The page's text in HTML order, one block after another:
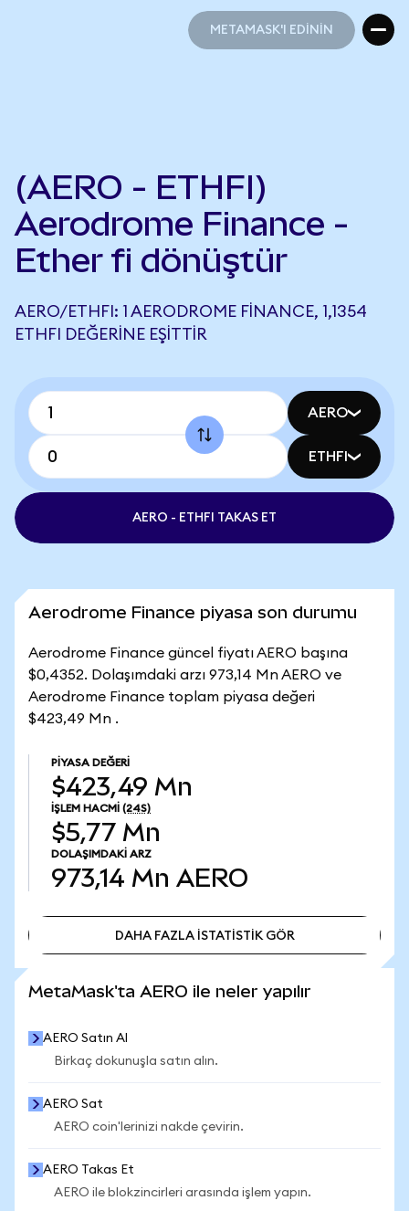
METAMASK'I EDİNİN
(AERO - ETHFI)
Aerodrome Finance -
Ether fi dönüştür
AERO/ETHFI: 1 AERODROME FINANCE, 1,1354
ETHFI DEĞERINE EŞITTIR
AERO
ETHFI
AERO - ETHFI TAKAS ET
Aerodrome Finance piyasa son durumu
Aerodrome Finance güncel fiyatı AERO başına
$0,4352. Dolaşımdaki arzı 973,14 Mn AERO ve
Aerodrome Finance toplam piyasa değeri
$423,49 Mn .
PIYASA DEĞERI
$423,49 Mn
İŞLEM HACMI (24S)
$5,77 Mn
DOLAŞIMDAKI ARZ
973,14 Mn AERO
DAHA FAZLA İSTATİSTİK GÖR
MetaMask'ta AERO ile neler yapılır
AERO Satın Al
Birkaç dokunuşla satın alın.
AERO Sat
AERO coin'lerinizi nakde çevirin.
AERO Takas Et
AERO ile blokzincirleri arasında işlem yapın.